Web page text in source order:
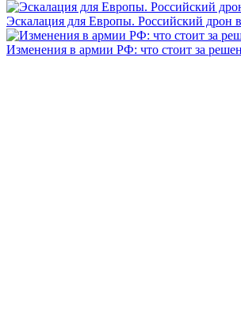
Эскалация для Европы. Российский дрон
Изменения в армии РФ: что стоит за